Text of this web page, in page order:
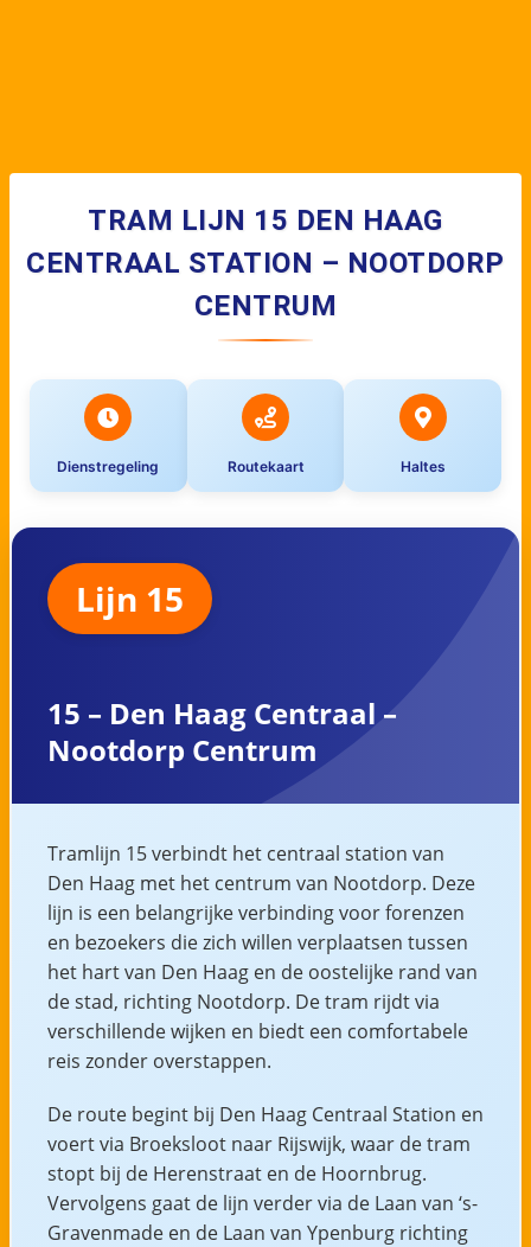
TRAM LIJN 15 DEN HAAG
CENTRAAL STATION – NOOTDORP
CENTRUM
Dienstregeling Routekaart Haltes
Lijn 15
15 – Den Haag Centraal –
Nootdorp Centrum
Tramlijn 15 verbindt het centraal station van
Den Haag met het centrum van Nootdorp. Deze
lijn is een belangrijke verbinding voor forenzen
en bezoekers die zich willen verplaatsen tussen
het hart van Den Haag en de oostelijke rand van
de stad, richting Nootdorp. De tram rijdt via
verschillende wijken en biedt een comfortabele
reis zonder overstappen.
De route begint bij Den Haag Centraal Station en
voert via Broeksloot naar Rijswijk, waar de tram
stopt bij de Herenstraat en de Hoornbrug.
Vervolgens gaat de lijn verder via de Laan van ‘s-
Gravenmade en de Laan van Ypenburg richting